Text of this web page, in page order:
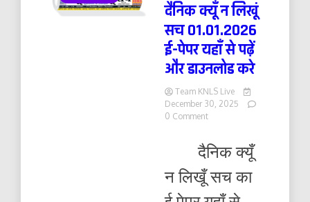
दैनिक क्यूँ न लिखूं
सच 01.01.2026
ई-पेपर यहाँ से पढ़ें
और डाउनलोड करे
Team KNLS Live
December 30, 2025
0 Commenton
न
सच
01.01.2026
दैनिक क्यूँ
न लिखूँ सच का